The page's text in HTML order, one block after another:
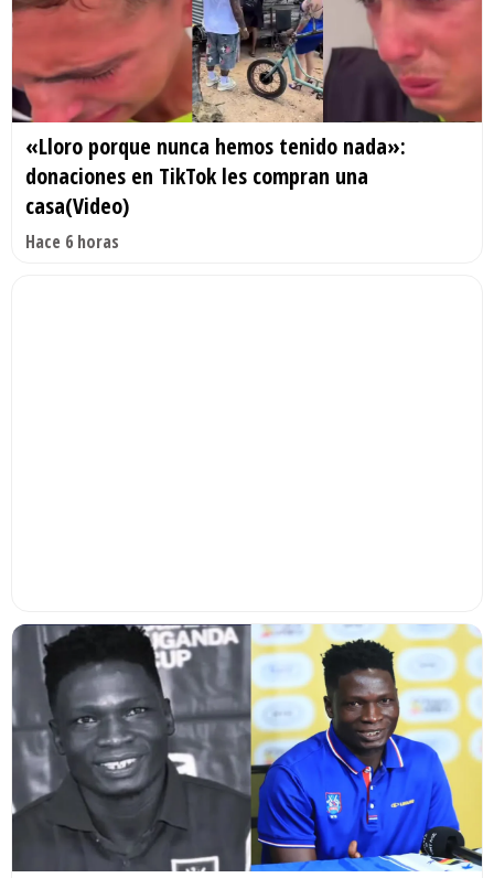
«Lloro porque nunca hemos tenido nada»:
donaciones en TikTok les compran una
casa(Video)
Hace 6 horas